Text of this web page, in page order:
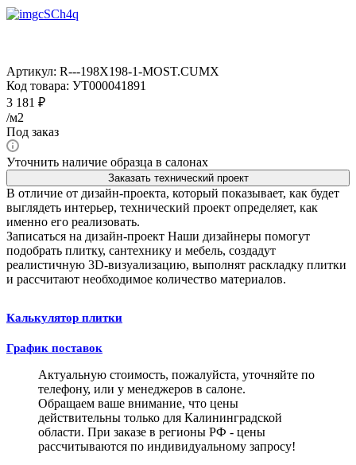
Артикул: R---198X198-1-MOST.CUMX
Код товара: УТ000041891
3 181 ₽
/м2
Под заказ
Уточнить наличие образца в салонах
Заказать технический проект
В отличие от дизайн-проекта, который показывает, как будет
выглядеть интерьер, технический проект определяет, как
именно его реализовать.
Записаться на дизайн-проект Наши дизайнеры помогут
подобрать плитку, сантехнику и мебель, создадут
реалистичную 3D-визуализацию, выполнят раскладку плитки
и рассчитают необходимое количество материалов.
Калькулятор плитки
График поставок
Актуальную стоимость, пожалуйста, уточняйте по
телефону, или у менеджеров в салоне.
Обращаем ваше внимание, что цены
действительны только для Калининградской
области. При заказе в регионы РФ - цены
рассчитываются по индивидуальному запросу!